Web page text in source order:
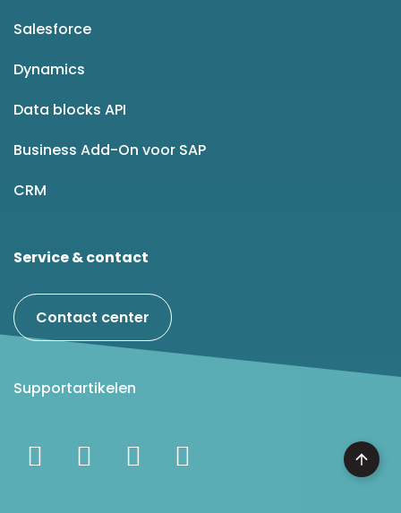
Salesforce
Dynamics
Data blocks API
Business Add-On voor SAP
CRM
Service & contact
Contact center
Supportartikelen